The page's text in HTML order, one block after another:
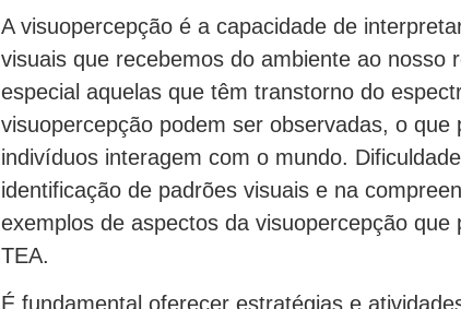
A visuopercepção é a capacidade de
visuais que recebemos do ambiente ao nosso
especial aquelas que têm transtorno do
visuopercepção podem ser observadas, o
indivíduos interagem com o mundo.
identificação de padrões visuais e na
exemplos de aspectos da visuopercepção
TEA.
É fundamental oferecer estratégias e